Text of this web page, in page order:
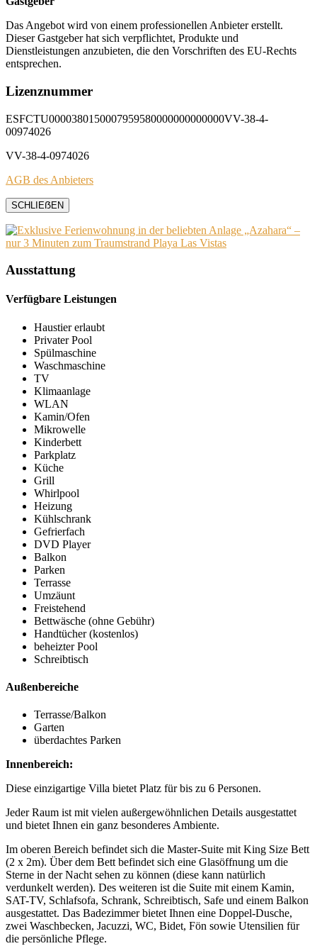
Das Angebot wird von einem professionellen Anbieter erstellt.
Dieser Gastgeber hat sich verpflichtet, Produkte und
Dienstleistungen anzubieten, die den Vorschriften des EU-Rechts
entsprechen.
Lizenznummer
ESFCTU0000380150007959580000000000000VV-38-4-
00974026
VV-38-4-0974026
AGB des Anbieters
SCHLIEẞEN
Ausstattung
Verfügbare Leistungen
Haustier erlaubt
Privater Pool
Spülmaschine
Waschmaschine
TV
Klimaanlage
WLAN
Kamin/Ofen
Mikrowelle
Kinderbett
Parkplatz
Küche
Grill
Whirlpool
Heizung
Kühlschrank
Gefrierfach
DVD Player
Balkon
Parken
Terrasse
Umzäunt
Freistehend
Bettwäsche (ohne Gebühr)
Handtücher (kostenlos)
beheizter Pool
Schreibtisch
Außenbereiche
Terrasse/Balkon
Garten
überdachtes Parken
Innenbereich:
Diese einzigartige Villa bietet Platz für bis zu 6 Personen.
Jeder Raum ist mit vielen außergewöhnlichen Details ausgestattet
und bietet Ihnen ein ganz besonderes Ambiente.
Im oberen Bereich befindet sich die Master-Suite mit King Size Bett
(2 x 2m). Über dem Bett befindet sich eine Glasöffnung um die
Sterne in der Nacht sehen zu können (diese kann natürlich
verdunkelt werden). Des weiteren ist die Suite mit einem Kamin,
SAT-TV, Schlafsofa, Schrank, Schreibtisch, Safe und einem Balkon
ausgestattet. Das Badezimmer bietet Ihnen eine Doppel-Dusche,
zwei Waschbecken, Jacuzzi, WC, Bidet, Fön sowie Utensilien für
die persönliche Pflege.